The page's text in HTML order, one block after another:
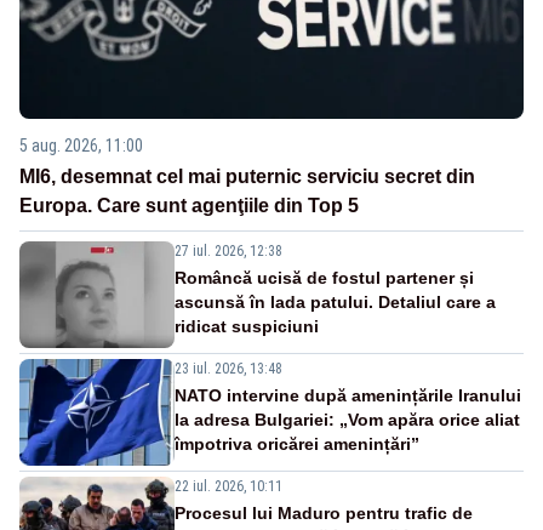
5 aug. 2026, 11:00
MI6, desemnat cel mai puternic serviciu secret din
Europa. Care sunt agenţiile din Top 5
27 iul. 2026, 12:38
Româncă ucisă de fostul partener și
ascunsă în lada patului. Detaliul care a
ridicat suspiciuni
23 iul. 2026, 13:48
NATO intervine după amenințările Iranului
la adresa Bulgariei: „Vom apăra orice aliat
împotriva oricărei amenințări”
22 iul. 2026, 10:11
Procesul lui Maduro pentru trafic de